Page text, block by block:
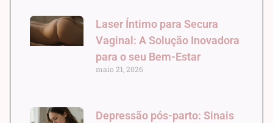
Laser Íntimo para Secura
Vaginal: A Solução Inovadora
para o seu Bem-Estar
maio 21, 2026
Depressão pós-parto: Sinais